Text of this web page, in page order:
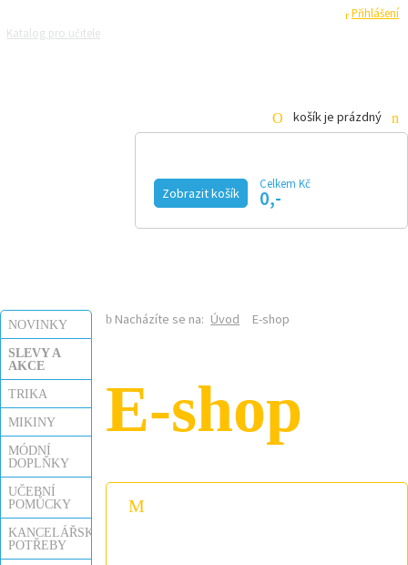
Přihlášení
Katalog pro učitele
košík je prázdný
Zobrazit košík
Celkem Kč
0,-
NOVINKY
SLEVY A
AKCE
TRIKA
MIKINY
MÓDNÍ
DOPLŇKY
UČEBNÍ
POMŮCKY
KANCELÁŘSKÉ
POTŘEBY
Nacházíte se na: Úvod E-shop
E-shop